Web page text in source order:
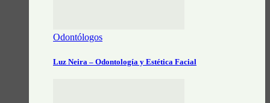
Odontólogos
Luz Neira – Odontología y Estética Facial